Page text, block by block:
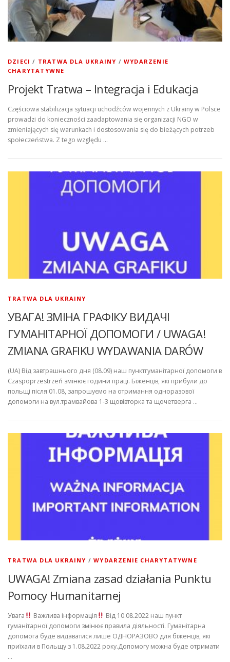
DZIECI / TRATWA DLA UKRAINY /WYDARZENIE
CHARYTATYWNE
Projekt Tratwa – Integracja i Edukacja
Częściowa stabilizacja sytuacji uchodźców wojennych z Ukrainy w Polsce
prowadzi do konieczności zaadaptowania się organizacji NGO w
zmieniających się warunkach i dostosowania się do bieżących potrzeb
społeczeństwa. Z tego względu …
TRATWA DLA UKRAINY
УВАГА! ЗМІНА ГРАФІКУ ВИДАЧІ
ГУМАНІТАРНОЇ ДОПОМОГИ / UWAGA!
ZMIANA GRAFIKU WYDAWANIA DARÓW
(UA) Від завтрашнього дня (08.09) наш пунктгуманітарної допомоги в
Czaspoprzestrzeń змінює години праці. Біженців, які прибули до
польщі після 01.08, запрошуємо на отримання одноразової
допомоги на вул.трамвайова 1-3 щовівторка та щочетверга …
TRATWA DLA UKRAINY /WYDARZENIE CHARYTATYWNE
UWAGA! Zmiana zasad działania Punktu
Pomocy Humanitarnej
Увага Важлива інформація
Від 10.08.2022 наш пункт
гуманітарної допомоги змінює правила діяльності. Гуманітарна
допомога буде видаватися лише ОДНОРАЗОВО для біженців, які
приїхали в Польщу з 1.08.2022 року.Допомогу можна буде отримати
…